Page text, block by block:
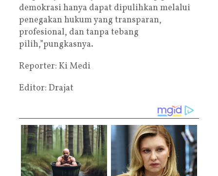
demokrasi hanya dapat dipulihkan melalui
penegakan hukum yang transparan,
profesional, dan tanpa tebang
pilih,”pungkasnya.
Reporter: Ki Medi
Editor: Drajat